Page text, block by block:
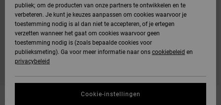
2
publiek; om de producten van onze partners te ontwikkelen en te
verbeteren. Je kunt je keuzes aanpassen om cookies waarvoor je
toestemming nodig is al dan niet te accepteren, of je ertegen
verzetten wanneer het gaat om cookies waarvoor geen
toestemming nodig is (zoals bepaalde cookies voor
publieksmeting). Ga voor meer informatie naar ons cookiebeleid en
privacybeleid
Cookie-instellingen